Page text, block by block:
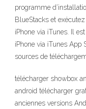
programme
BlueStacks et
iPhone via iTunes. Il
iPhone via iTunes App
sources de
télécharger showbox
android télécharger
anciennes versions